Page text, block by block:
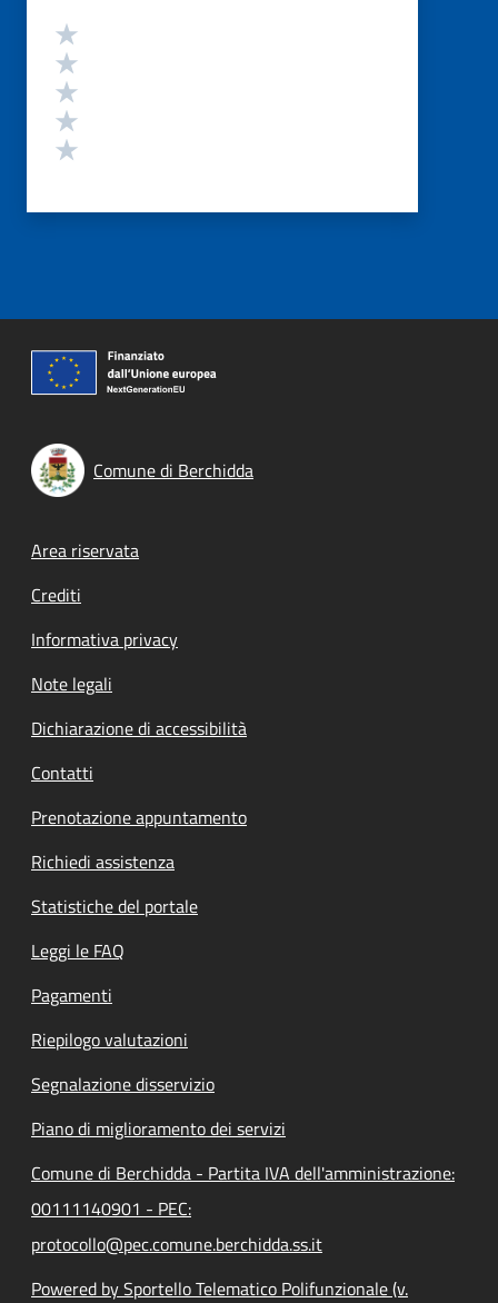
Valutazione
Comune di Berchidda
Footer menu
Area riservata
Crediti
Informativa privacy
Note legali
Dichiarazione di accessibilità
Contatti
Prenotazione appuntamento
Richiedi assistenza
Statistiche del portale
Leggi le FAQ
Pagamenti
Riepilogo valutazioni
Segnalazione disservizio
Piano di miglioramento dei servizi
Comune di Berchidda - Partita IVA dell'amministrazione:
00111140901 - PEC:
protocollo@pec.comune.berchidda.ss.it
Powered by Sportello Telematico Polifunzionale (v.